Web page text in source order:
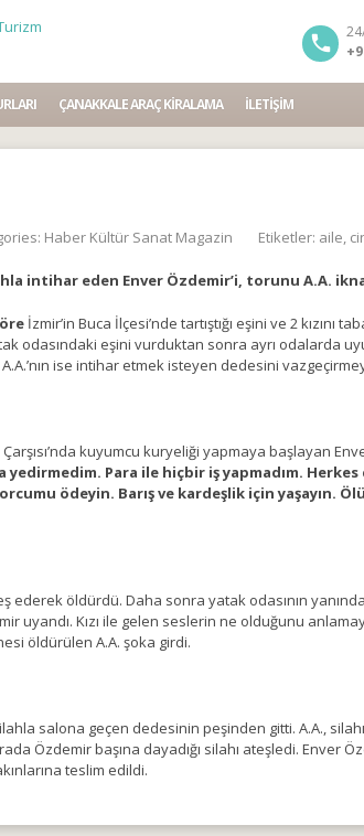
ÇANAKKALE ARAÇ KIRALAMA İLETIŞIM
Haber Kültür Sanat Magazin Etiketler: aile,
intihar eden Enver Özdemir’i, torunu A.A.
İzmir’in Buca İlçesi’nde tartıştığı eşini ve 2
odasındaki eşini vurduktan sonra ayrı odalarda
ise intihar etmek isteyen dedesini
kuyumcu kuryeliği yapmaya başlayan
yedirmedim. Para ile hiçbir iş yapmadım.
ödeyin. Barış ve kardeşlik için yaşayın.
ederek öldürdü. Daha sonra yatak odasının
uyandı. Kızı ile gelen seslerin ne olduğunu
öldürülen A.A. şoka girdi.
salona geçen dedesinin peşinden gitti. A.A.,
Özdemir başına dayadığı silahı ateşledi. Enver
teslim edildi.